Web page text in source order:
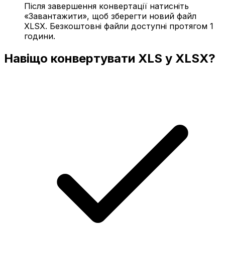
Після завершення конвертації натисніть
«Завантажити», щоб зберегти новий файл
XLSX. Безкоштовні файли доступні протягом 1
години.
Навіщо конвертувати XLS у XLSX?